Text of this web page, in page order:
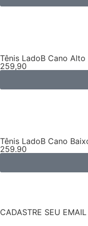
Tênis LadoB Cano
259,90
Tênis LadoB Cano
259.90
CADASTRE SEU